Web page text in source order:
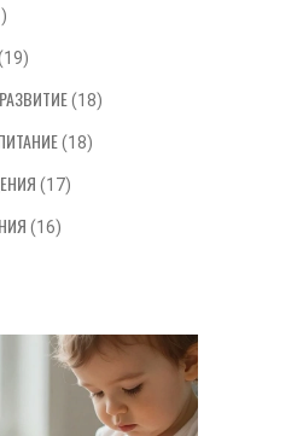
(18)
(18)
(17)
(16)